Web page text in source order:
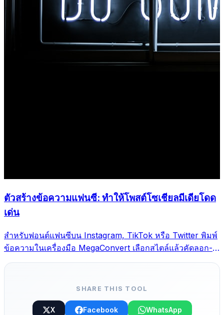
ตัวสร้างข้อความแฟนซี: ทำให้โพสต์โซเชียลมีเดียโดด
เด่น
สำหรับฟอนต์แฟนซีบน Instagram, TikTok หรือ Twitter พิมพ์
ข้อความในเครื่องมือ MegaConvert เลือกสไตล์แล้วคัดลอก-
วาง
SHARE THIS TOOL
X Facebook WhatsApp